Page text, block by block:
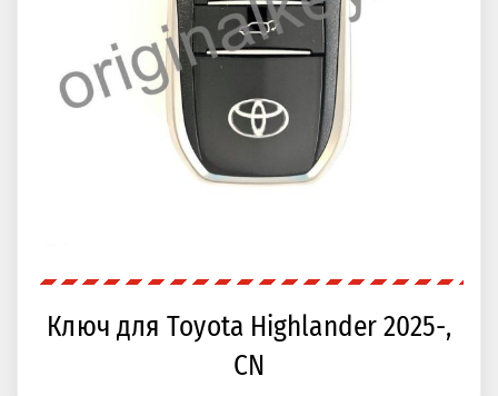
Ключ для Toyota Highlander 2025-,
CN